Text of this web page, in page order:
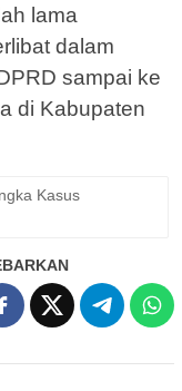
lama
dalam
sampai ke
di Kabupaten
Kasus